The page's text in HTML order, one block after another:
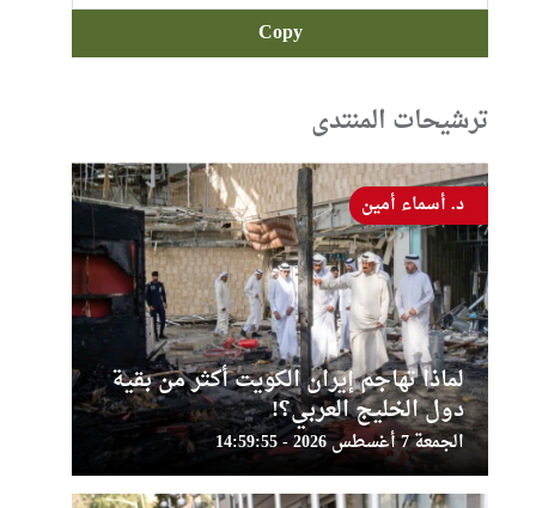
Copy
ترشيحات المنتدى
لماذا تهاجم إيران الكويت أكثر من بقية
دول الخليج العربي؟!
الجمعة 7 أغسطس 2026 - 14:59:55
د. أسماء أمين